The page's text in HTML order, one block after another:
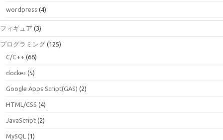
wordpress (4)
フィギュア (3)
プログラミング (125)
C/C++ (66)
docker (5)
Google Apps Script(GAS) (2)
HTML/CSS (4)
JavaScript (2)
MySQL (1)